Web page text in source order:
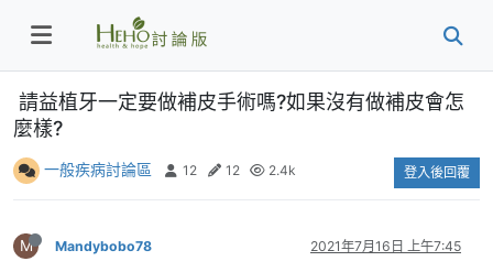
請益植牙一定要做補皮手術嗎?如果沒有做補皮會怎
麼樣?
一般疾病討論區 12 12 2.4k 登入後回覆
M Mandybobo78 2021年7月16日 上午7:45